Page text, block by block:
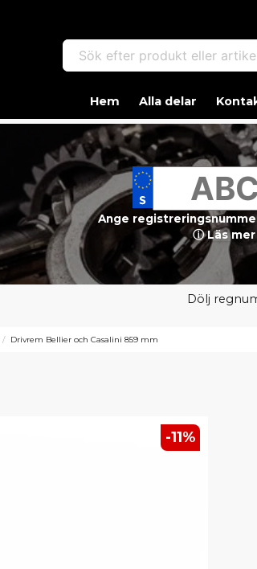
Sök efter produkt eller
Hem Alla delar
Ange
ⓘ Läs
Dölj
Drivrem Bellier och Casalini 859 mm
-11%